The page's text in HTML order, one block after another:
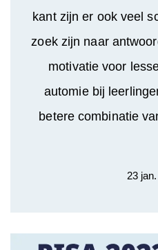
kant zijn er ook veel
zoek zijn naar
motivatie voor
automie bij
betere combinatie
23